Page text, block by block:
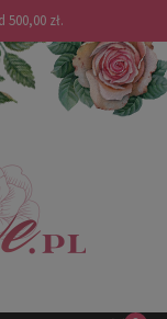
zł.